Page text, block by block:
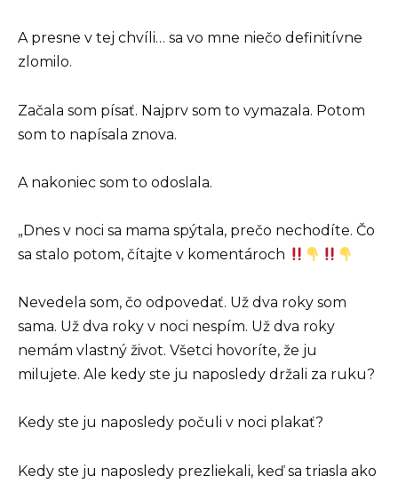
A presne v tej chvíli… sa vo mne niečo definitívne
zlomilo.
Začala som písať. Najprv som to vymazala. Potom
som to napísala znova.
A nakoniec som to odoslala.
„Dnes v noci sa mama spýtala, prečo nechodíte. Čo
sa stalo potom, čítajte v komentároch
Nevedela som, čo odpovedať. Už dva roky som
sama. Už dva roky v noci nespím. Už dva roky
nemám vlastný život. Všetci hovoríte, že ju
milujete. Ale kedy ste ju naposledy držali za ruku?
Kedy ste ju naposledy počuli v noci plakať?
Kedy ste ju naposledy prezliekali, keď sa triasla ako